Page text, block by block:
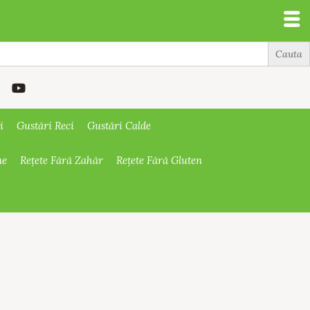
Gustări Reci Gustări Calde
Rețete Fără Zahăr Rețete Fără Gluten